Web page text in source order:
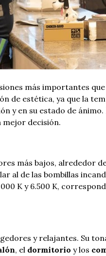
más importantes
de estética, ya que la
y en su estado de ánimo.
mejor decisión.
más bajos, alrededor
al de las bombillas
K y 6.500 K,
y relajantes. Su
, el dormitorio y los